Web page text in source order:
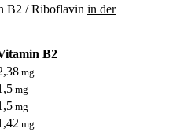
B2 / Riboflavin in der
B2
mg
mg
mg
mg